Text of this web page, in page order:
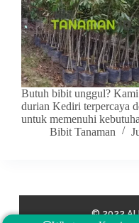
Butuh bibit unggul?
durian Kediri terpercaya
untuk memenuhi
Bibit Tanaman
© 2022